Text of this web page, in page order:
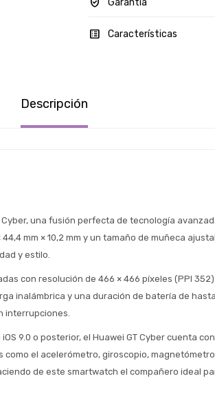
Características
Descripción
una fusión perfecta de tecnología
mm × 10,2 mm y un tamaño de muñeca
y estilo.
con resolución de 466 × 466 píxeles (PPI
inalámbrica y una duración de batería de
interrupciones.
9.0 o posterior, el Huawei GT Cyber cuenta con
como el acelerómetro, giroscopio,
de este smartwatch el compañero ideal
ahora y Pagá
hasta en 12
y sin tocar tu
de crédito
* sujeto aprobación crediticia
Estimado/a
Después.
para comprar en las cuotas
Ups!
no tenes oferta, lamentamos